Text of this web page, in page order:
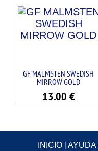
GF MALMSTEN SWEDISH
MIRROW GOLD
13.00€
INICIO| AYUDA|